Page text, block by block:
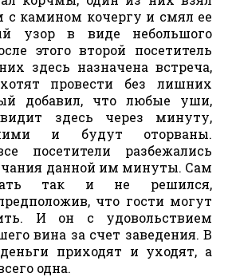
камином кочергу и смял ее
узор в виде небольшого
этого второй посетитель
здесь назначена встреча,
провести без лишних
добавил, что любые уши,
здесь через минуту,
и будут оторваны.
посетители разбежались
данной им минуты. Сам
так и не решился,
что гости могут
И он с удовольствием
вина за счет заведения. В
приходят и уходят, а
одна.